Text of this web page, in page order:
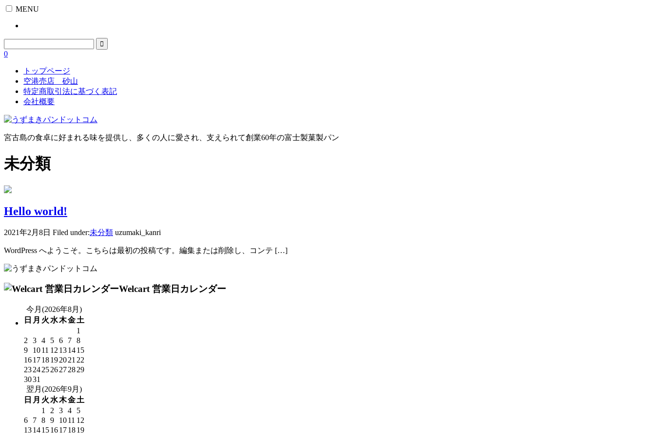
MENU
0
トップページ
空港売店 砂山
特定商取引法に基づく表記
会社概要
宮古島の食卓に好まれる味を提供し、多くの人に愛され、支えられて創業60年の富士製菓製パン
未分類
Hello world!
2021年2月8日 Filed under:未分類 uzumaki_kanri
WordPress へようこそ。こちらは最初の投稿です。編集または削除し、コンテ […]
Welcart 営業日カレンダー
今月(2026年8月)
日 月 火 水木金土
1
2
3 4 5 6 7 8
9
1011 12 131415
161718192021 22
23242526272829
3031
翌月(2026年9月)
日 月 火 水木金土
1
2 3 4
5
6
7 8 9 1011 12
13141516171819